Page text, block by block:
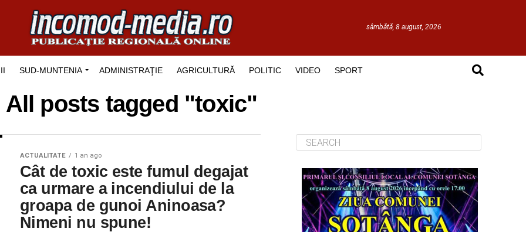
sâmbătă, 8 august, 2026
SUD-MUNTENIA ADMINISTRAŢIE AGRICULTURĂ POLITIC VIDEO SPORT
All posts tagged "toxic"
ACTUALITATE 1 an ago
Cât de toxic este fumul degajat
ca urmare a incendiului de la
groapa de gunoi Aninoasa?
Nimeni nu spune!